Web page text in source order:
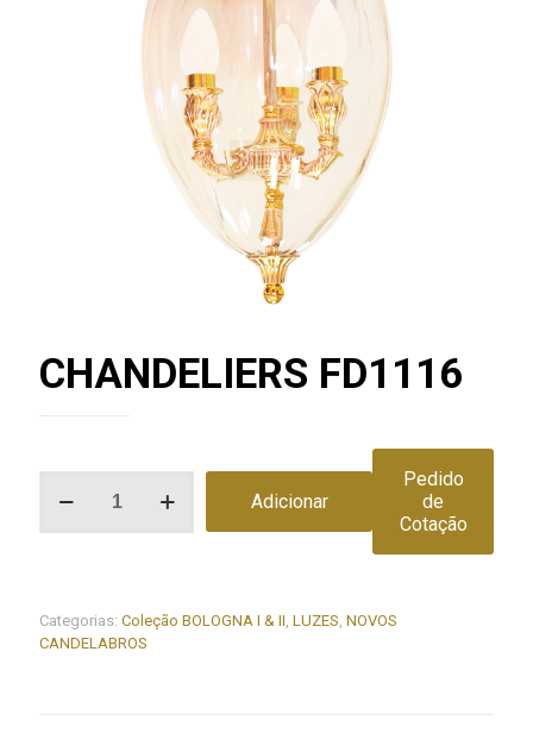
CHANDELIERS FD1116
Adicionar
Pedido
de
Cotação
Categorias: Coleção BOLOGNA I & II, LUZES, NOVOS
CANDELABROS